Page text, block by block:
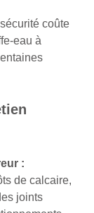
coûte
eau à
:
de calcaire,
joints